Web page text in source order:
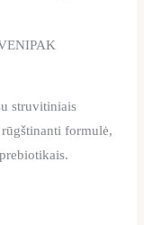
struvitiniais
formulė,